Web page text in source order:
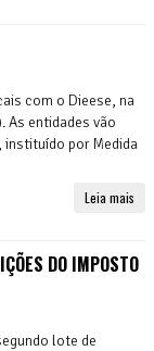
com o Dieese, na
As entidades vão
instituído por Medida
Leia mais
DO IMPOSTO
lote de